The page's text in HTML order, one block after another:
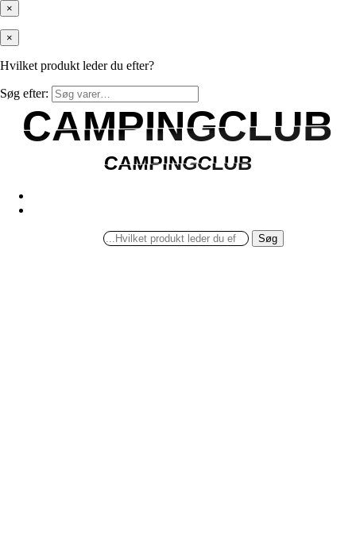
×
×
Hvilket produkt leder du efter?
Søg efter:
CAMPINGCLUB
CAMPINGCLUB
CAMPINGCLUB
CAMPINGCLUB
Søg